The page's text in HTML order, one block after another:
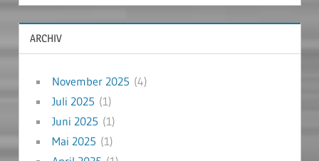
ARCHIV
November 2025 (4)
Juli 2025 (1)
Juni 2025 (1)
Mai 2025 (1)